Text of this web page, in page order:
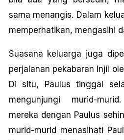
sama menangis. Dalam
memperhatikan, mengasihi
Suasana keluarga juga
perjalanan pekabaran Injil
Di situ, Paulus tinggal
mengunjungi murid-
mereka dengan Paulus
murid-murid menasihati